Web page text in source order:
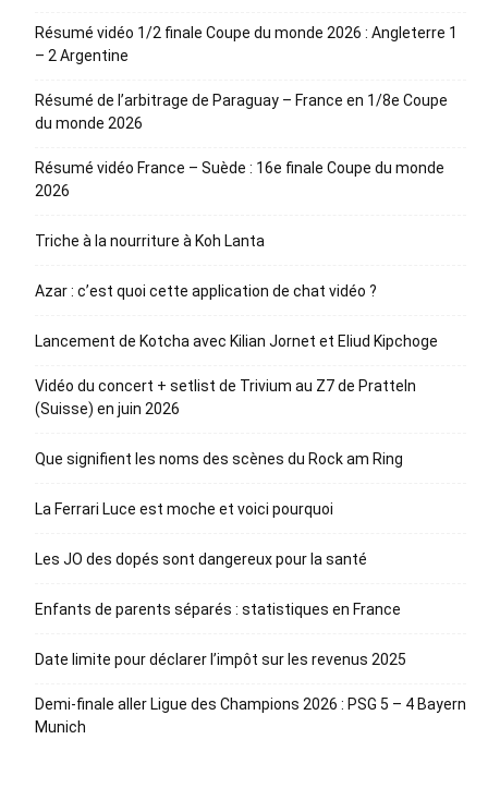
Résumé vidéo 1/2 finale Coupe du monde 2026 : Angleterre 1
– 2 Argentine
Résumé de l’arbitrage de Paraguay – France en 1/8e Coupe
du monde 2026
Résumé vidéo France – Suède : 16e finale Coupe du monde
2026
Triche à la nourriture à Koh Lanta
Azar : c’est quoi cette application de chat vidéo ?
Lancement de Kotcha avec Kilian Jornet et Eliud Kipchoge
Vidéo du concert + setlist de Trivium au Z7 de Pratteln
(Suisse) en juin 2026
Que signifient les noms des scènes du Rock am Ring
La Ferrari Luce est moche et voici pourquoi
Les JO des dopés sont dangereux pour la santé
Enfants de parents séparés : statistiques en France
Date limite pour déclarer l’impôt sur les revenus 2025
Demi-finale aller Ligue des Champions 2026 : PSG 5 – 4 Bayern
Munich